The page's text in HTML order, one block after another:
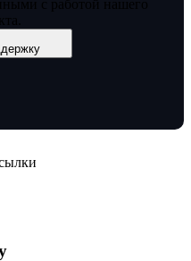
с работой нашего